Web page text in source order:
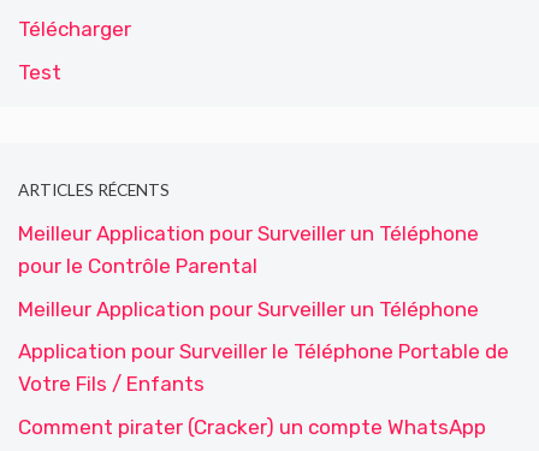
Télécharger
Test
ARTICLES RÉCENTS
Meilleur Application pour Surveiller un Téléphone
pour le Contrôle Parental
Meilleur Application pour Surveiller un Téléphone
Application pour Surveiller le Téléphone Portable de
Votre Fils / Enfants
Comment pirater (Cracker) un compte WhatsApp